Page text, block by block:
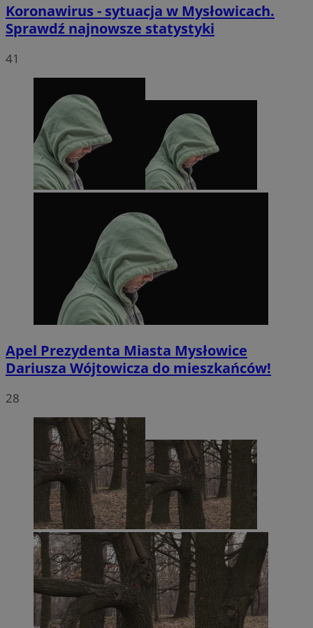
Koronawirus - sytuacja w Mysłowicach.
Sprawdź najnowsze statystyki
41
Apel Prezydenta Miasta Mysłowice
Dariusza Wójtowicza do mieszkańców!
28